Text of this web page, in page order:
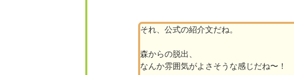
それ、公式の紹介文だね。
森からの脱出、
なんか雰囲気がよさそうな感じだね〜！